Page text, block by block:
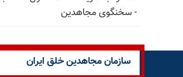
- سخنگوی مجاهدین
سازمان مجاهدین خلق ایران